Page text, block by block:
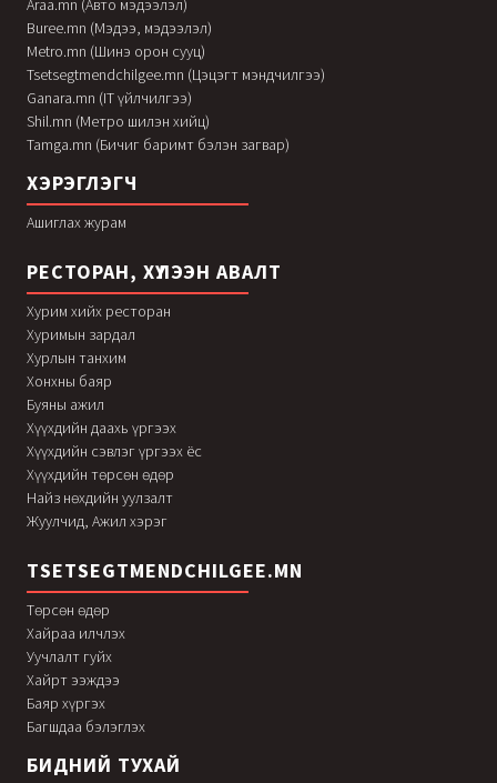
Araa.mn (Авто мэдээлэл)
Buree.mn (Мэдээ, мэдээлэл)
Metro.mn (Шинэ орон сууц)
Tsetsegtmendchilgee.mn (Цэцэгт мэндчилгээ)
Ganara.mn (IT үйлчилгээ)
Shil.mn (Метро шилэн хийц)
Tamga.mn (Бичиг баримт бэлэн загвар)
ХЭРЭГЛЭГЧ
Ашиглах журам
РЕСТОРАН, ХҮЛЭЭН АВАЛТ
Хурим хийх ресторан
Хуримын зардал
Хурлын танхим
Хонхны баяр
Буяны ажил
Хүүхдийн даахь үргээх
Хүүхдийн сэвлэг үргээх ёс
Хүүхдийн төрсөн өдөр
Найз нөхдийн уулзалт
Жуулчид, Ажил хэрэг
TSETSEGTMENDCHILGEE.MN
Төрсөн өдөр
Хайраа илчлэх
Уучлалт гуйх
Хайрт ээждээ
Баяр хүргэх
Багшдаа бэлэглэх
БИДНИЙ ТУХАЙ